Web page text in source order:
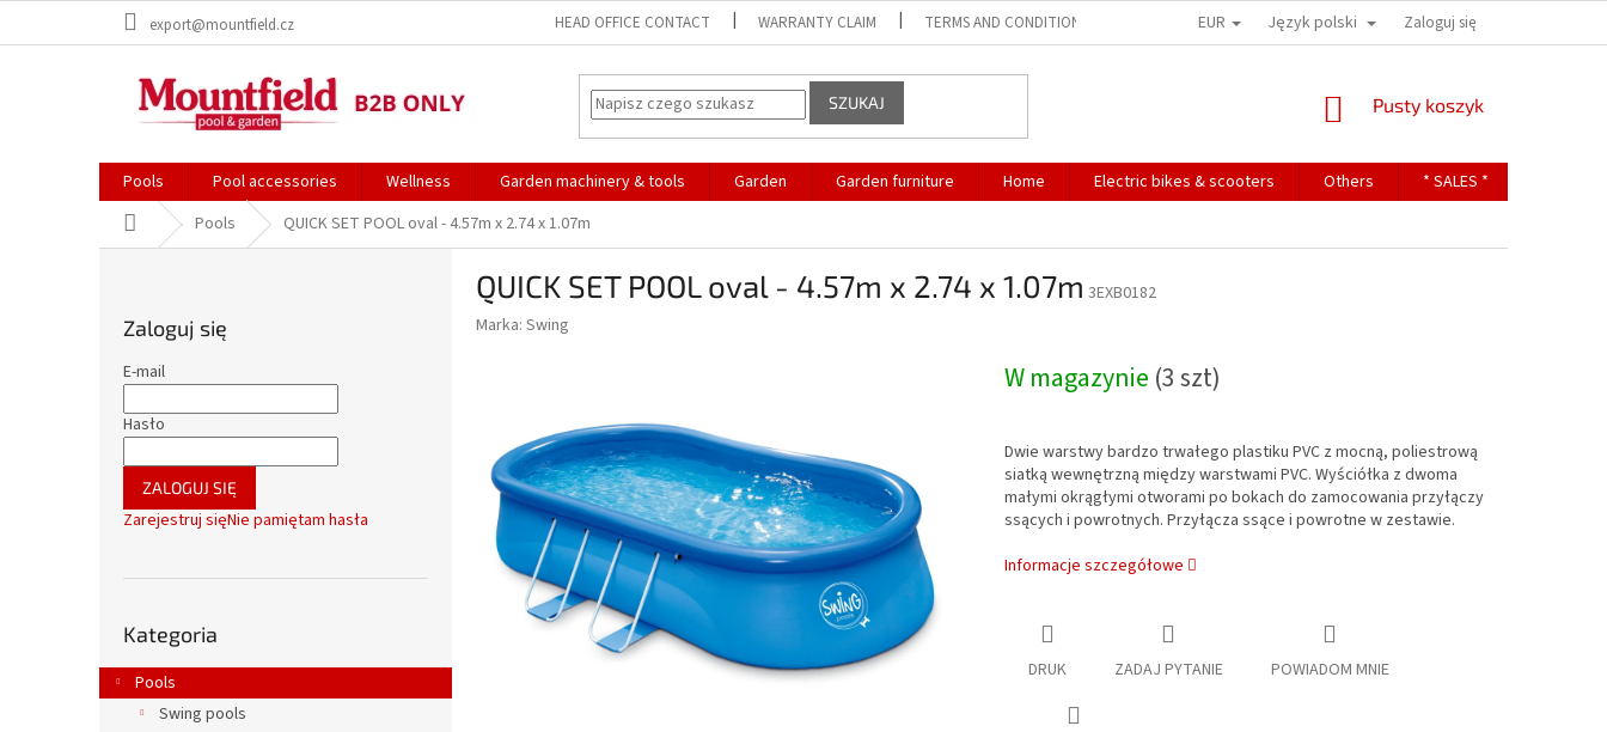
export@mountfield.cz HEAD OFFICE CONTACT WARRANTY CLAIM TERMS AND CONDITIONS TERMS OF PERSONAL DATA PROTECTION
EUR Język polski Zaloguj się
SZUKAJ KOSZYK
Pusty koszyk
Pools Pool accessories Wellness Garden machinery & tools Garden Garden furniture Home Electric bikes & scooters Others * SALES *
Home Pools QUICK SET POOL oval - 4.57m x 2.74 x 1.07m
Zaloguj się
E-mail
Hasło
ZALOGUJ SIĘ
Zarejestruj sięNie pamiętam hasła
kategorie
Kategoria
Pools
Swing pools
QUICK SET POOL oval - 4.57m x 2.74 x 1.07m 3EXB0182
Marka: Swing
W magazynie (3 szt)
Dwie warstwy bardzo trwałego plastiku PVC z mocną, poliestrową
siatką wewnętrzną między warstwami PVC. Wyściółka z dwoma
małymi okrągłymi otworami po bokach do zamocowania przyłączy
ssących i powrotnych. Przyłącza ssące i powrotne w zestawie.
Informacje szczegółowe
DRUK ZADAJ PYTANIE POWIADOM MNIE